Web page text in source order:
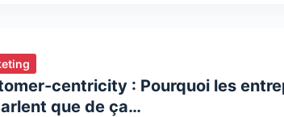
centricity : Pourquoi les
que de ça…